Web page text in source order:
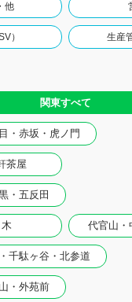
他
） 生産
関東すべて
・赤坂・虎ノ門
茶屋
・五反田
代官山・
千駄ヶ谷・北参道
・外苑前